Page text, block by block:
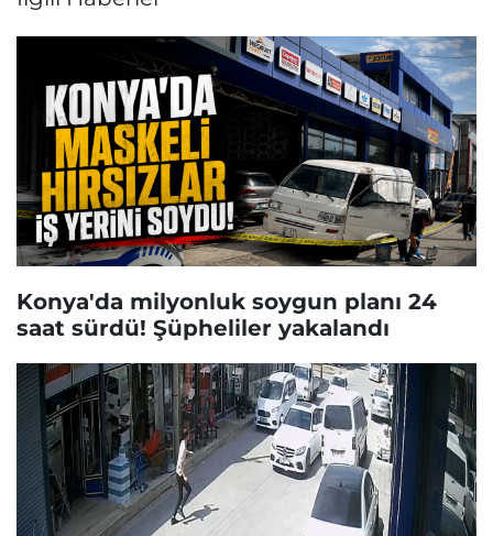
Konya'da milyonluk soygun planı 24
saat sürdü! Şüpheliler yakalandı